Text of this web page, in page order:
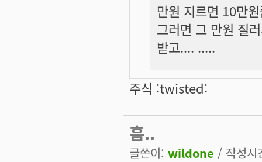
만원 지르면 10만
그러면 그 만원 질
받고.... .....
주식 :twisted:
흠..
글쓴이: wildone / 작성